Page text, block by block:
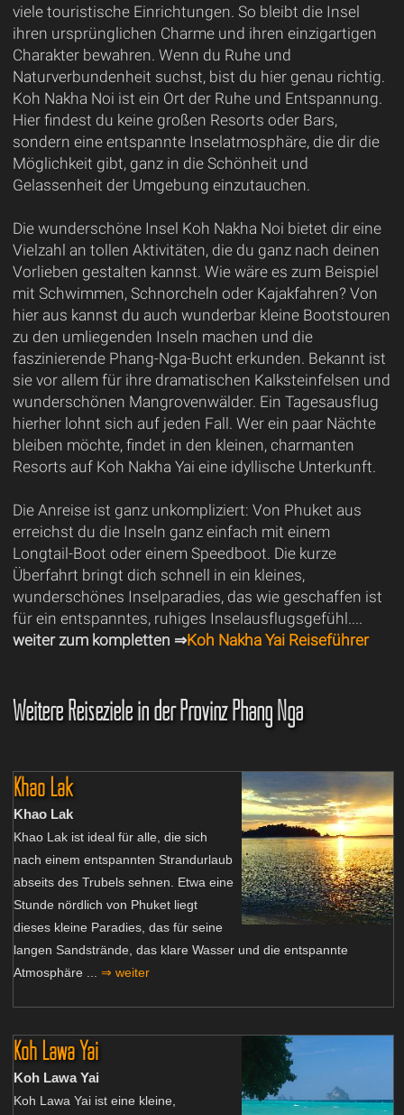
viele touristische Einrichtungen. So bleibt die Insel
ihren ursprünglichen Charme und ihren einzigartigen
Charakter bewahren. Wenn du Ruhe und
Naturverbundenheit suchst, bist du hier genau richtig.
Koh Nakha Noi ist ein Ort der Ruhe und Entspannung.
Hier findest du keine großen Resorts oder Bars,
sondern eine entspannte Inselatmosphäre, die dir die
Möglichkeit gibt, ganz in die Schönheit und
Gelassenheit der Umgebung einzutauchen.
Die wunderschöne Insel Koh Nakha Noi bietet dir eine
Vielzahl an tollen Aktivitäten, die du ganz nach deinen
Vorlieben gestalten kannst. Wie wäre es zum Beispiel
mit Schwimmen, Schnorcheln oder Kajakfahren? Von
hier aus kannst du auch wunderbar kleine Bootstouren
zu den umliegenden Inseln machen und die
faszinierende Phang-Nga-Bucht erkunden. Bekannt ist
sie vor allem für ihre dramatischen Kalksteinfelsen und
wunderschönen Mangrovenwälder. Ein Tagesausflug
hierher lohnt sich auf jeden Fall. Wer ein paar Nächte
bleiben möchte, findet in den kleinen, charmanten
Resorts auf Koh Nakha Yai eine idyllische Unterkunft.
Die Anreise ist ganz unkompliziert: Von Phuket aus
erreichst du die Inseln ganz einfach mit einem
Longtail-Boot oder einem Speedboot. Die kurze
Überfahrt bringt dich schnell in ein kleines,
wunderschönes Inselparadies, das wie geschaffen ist
für ein entspanntes, ruhiges Inselausflugsgefühl....
weiter zum kompletten ⇒Koh Nakha Yai Reiseführer
Weitere Reiseziele in der Provinz Phang Nga
Khao Lak
Khao Lak
Khao Lak ist ideal für alle, die sich
nach einem entspannten Strandurlaub
abseits des Trubels sehnen. Etwa eine
Stunde nördlich von Phuket liegt
dieses kleine Paradies, das für seine
langen Sandstrände, das klare Wasser und die entspannte
Atmosphäre ... ⇒ weiter
Koh Lawa Yai
Koh Lawa Yai
Koh Lawa Yai ist eine kleine,